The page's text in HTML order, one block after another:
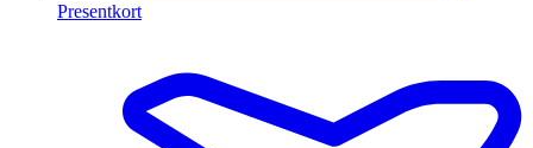
Presentkort